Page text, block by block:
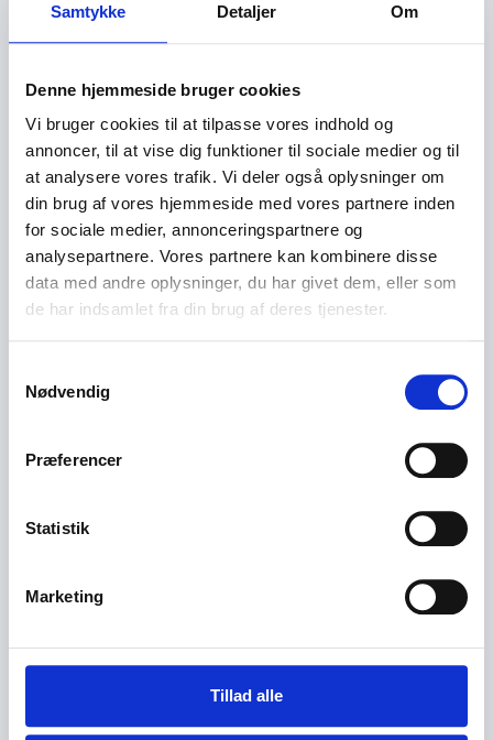
Samtykke Detaljer Om
Denne hjemmeside bruger cookies
Vi bruger cookies til at tilpasse vores indhold og
annoncer, til at vise dig funktioner til sociale medier og til
at analysere vores trafik. Vi deler også oplysninger om
din brug af vores hjemmeside med vores partnere inden
for sociale medier, annonceringspartnere og
analysepartnere. Vores partnere kan kombinere disse
data med andre oplysninger, du har givet dem, eller som
de har indsamlet fra din brug af deres tjenester.
Nødvendig
Præferencer
Statistik
Marketing
Tillad alle